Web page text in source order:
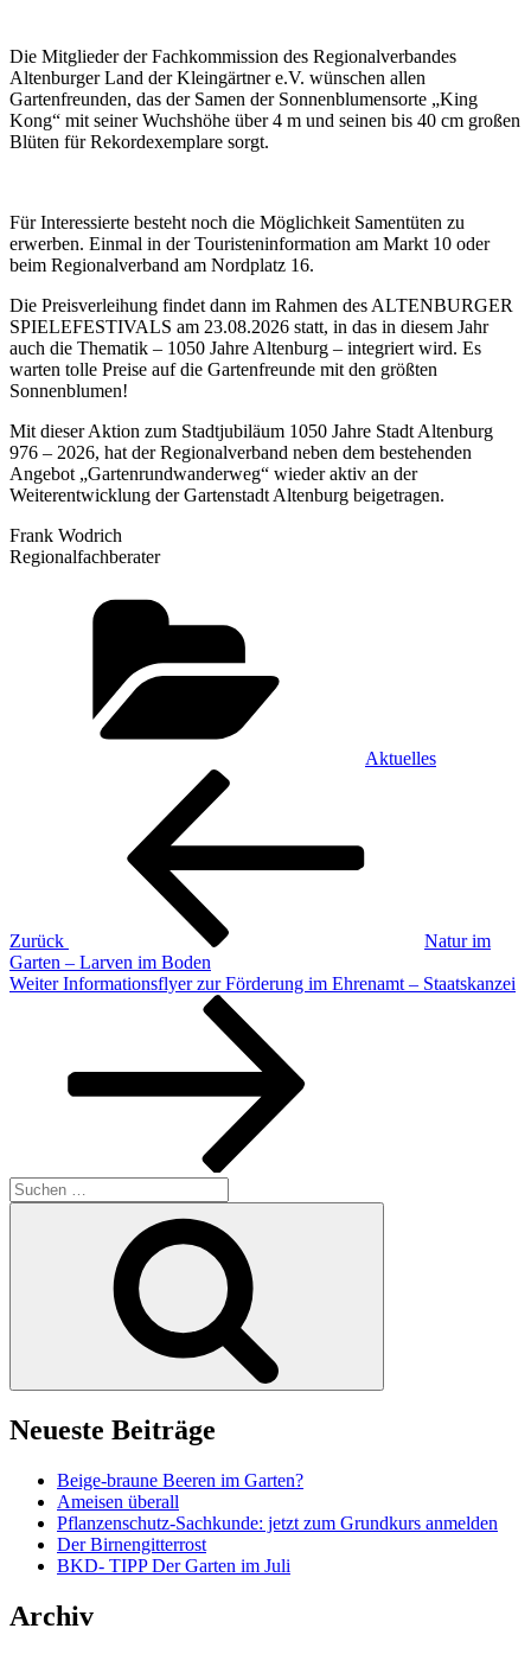
Die Mitglieder der Fachkommission des Regionalverbandes
Altenburger Land der Kleingärtner e.V. wünschen allen
Gartenfreunden, das der Samen der Sonnenblumensorte „King
Kong“ mit seiner Wuchshöhe über 4 m und seinen bis 40 cm großen
Blüten für Rekordexemplare sorgt.
Für Interessierte besteht noch die Möglichkeit Samentüten zu
erwerben. Einmal in der Touristeninformation am Markt 10 oder
beim Regionalverband am Nordplatz 16.
Die Preisverleihung findet dann im Rahmen des ALTENBURGER
SPIELEFESTIVALS am 23.08.2026 statt, in das in diesem Jahr
auch die Thematik – 1050 Jahre Altenburg – integriert wird. Es
warten tolle Preise auf die Gartenfreunde mit den größten
Sonnenblumen!
Mit dieser Aktion zum Stadtjubiläum 1050 Jahre Stadt Altenburg
976 – 2026, hat der Regionalverband neben dem bestehenden
Angebot „Gartenrundwanderweg“ wieder aktiv an der
Weiterentwicklung der Gartenstadt Altenburg beigetragen.
Frank Wodrich
Regionalfachberater
Aktuelles
Beitragsnavigation
Zurück
Natur im
Garten – Larven im Boden
Nächster
Weiter Informationsflyer zur Förderung im Ehrenamt – Staatskanzei
Suchen
nach:
Neueste Beiträge
Beige-braune Beeren im Garten?
Ameisen überall
Pflanzenschutz-Sachkunde: jetzt zum Grundkurs anmelden
Der Birnengitterrost
BKD- TIPP Der Garten im Juli
Archiv